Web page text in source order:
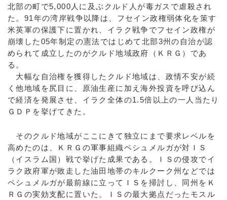
北部の町で5,000人に及ぶクルド人が毒ガスで虐殺され
た。91年の湾岸戦争以降は、フセイン政権弱体化を策す
米英軍の保護下に置かれ、イラク戦争でフセイン政権が
崩壊した05年制定の憲法ではじめて北部3州の自治が認
められて成立したのがクルド地域政府（ＫＲＧ）であ
る。
大幅な自治権を獲得したクルド地域は、政情不安が続
く他地域を尻目に、原油生産に加え海外投資を呼び込ん
で経済を発展させ、イラク全体の1.5倍以上の一人当たり
ＧＤＰを挙げてきた。
そのクルド地域がここにきて独立にまで要求レベルを
高めたのは、ＫＲＧの軍事組織ペシュメルガが対ＩＳ
（イスラム国）戦で挙げた成果である。ＩＳの侵攻でイ
ラク政府軍が敗走した油田地帯のキルクーク州などでは
ペシュメルガが最前線に立ってＩＳを掃討し、同州をＫ
ＲＧの実効支配に置いた。ＩＳの最大拠点だったモスル